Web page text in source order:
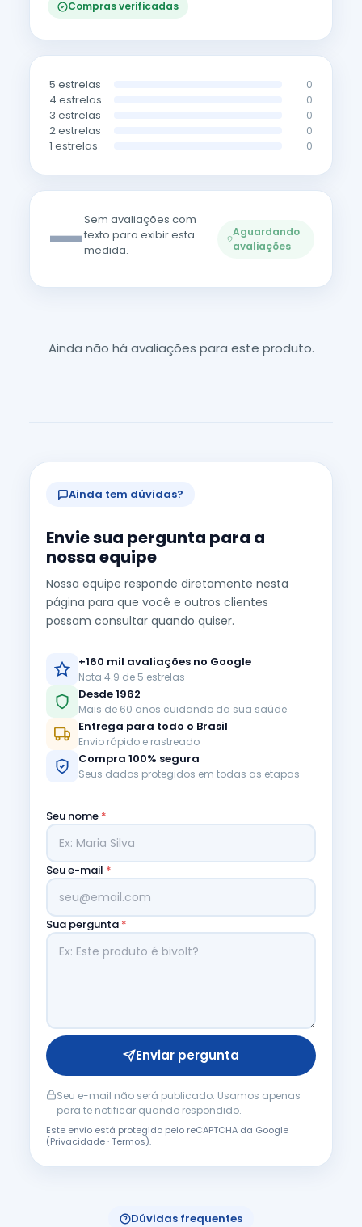
Compras verificadas
5 estrelas 0
4 estrelas 0
3 estrelas 0
2 estrelas 0
1 estrelas 0
—Sem avaliações com
texto para exibir esta
medida.
Aguardando
avaliações
Ainda não há avaliações para este produto.
Ainda tem dúvidas?
Envie sua pergunta para a
nossa equipe
Nossa equipe responde diretamente nesta
página para que você e outros clientes
possam consultar quando quiser.
+160 mil avaliações no Google
Nota 4.9 de 5 estrelas
Desde 1962
Mais de 60 anos cuidando da sua saúde
Entrega para todo o Brasil
Envio rápido e rastreado
Compra 100% segura
Seus dados protegidos em todas as etapas
Seu nome *
Seu e-mail *
Sua pergunta *
Enviar pergunta
Seu e-mail não será publicado. Usamos apenas
para te notificar quando respondido.
Este envio está protegido pelo reCAPTCHA da Google
(Privacidade·Termos).
Dúvidas frequentes